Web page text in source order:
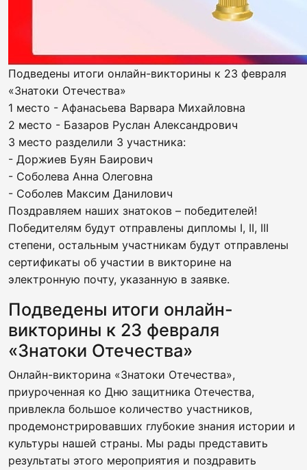
Подведены итоги онлайн-викторины к 23 февраля
«Знатоки Отечества»
1 место - Афанасьева Варвара Михайловна
2 место - Базаров Руслан Александрович
3 место разделили 3 участника:
- Доржиев Буян Баирович
- Соболева Анна Олеговна
- Соболев Максим Данилович
Поздравляем наших знатоков – победителей!
Победителям будут отправлены дипломы I, II, III
степени, остальным участникам будут отправлены
сертификаты об участии в викторине на
электронную почту, указанную в заявке.
Подведены итоги онлайн-
викторины к 23 февраля
«Знатоки Отечества»
Онлайн-викторина «Знатоки Отечества»,
приуроченная ко Дню защитника Отечества,
привлекла большое количество участников,
продемонстрировавших глубокие знания истории и
культуры нашей страны. Мы рады представить
результаты этого мероприятия и поздравить